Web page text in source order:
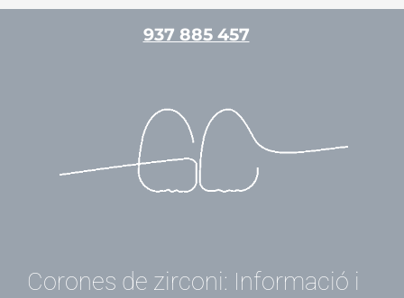
937 885 457
Pròtesis dentals admin
Corones de zirconi: Informació i